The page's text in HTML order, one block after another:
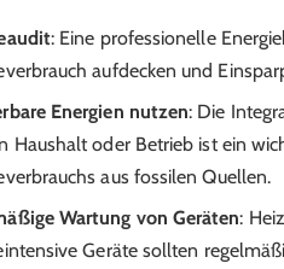
: Eine professionelle
aufdecken und
Energien nutzen: Die
Haushalt oder Betrieb ist ein
aus fossilen Quellen.
Wartung von Geräten:
Geräte sollten